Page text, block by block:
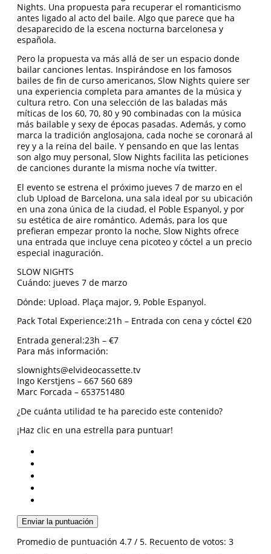
Nights. Una propuesta para recuperar el romanticismo
antes ligado al acto del baile. Algo que parece que ha
desaparecido de la escena nocturna barcelonesa y
española.
Pero la propuesta va más allá de ser un espacio donde
bailar canciones lentas. Inspirándose en los famosos
bailes de fin de curso americanos, Slow Nights quiere ser
una experiencia completa para amantes de la música y
cultura retro. Con una selección de las baladas más
míticas de los 60, 70, 80 y 90 combinadas con la música
más bailable y sexy de épocas pasadas. Además, y como
marca la tradición anglosajona, cada noche se coronará al
rey y a la reina del baile. Y pensando en que las lentas
son algo muy personal, Slow Nights facilita las peticiones
de canciones durante la misma noche vía twitter.
El evento se estrena el próximo jueves 7 de marzo en el
club Upload de Barcelona, una sala ideal por su ubicación
en una zona única de la ciudad, el Poble Espanyol, y por
su estética de aire romántico. Además, para los que
prefieran empezar pronto la noche, Slow Nights ofrece
una entrada que incluye cena picoteo y cóctel a un precio
especial inaguración.
SLOW NIGHTS
Cuándo: ​​​jueves 7 de marzo
Dónde: ​​​Upload. Plaça major, 9, Poble Espanyol.
Pack Total Experience:​21h – Entrada con cena y cóctel €20
Entrada general:​​23h – €7
Para más información:
slownights@elvideocassette.tv
Ingo Kerstjens – 667 560 689
Marc Forcada – 653751480
¿De cuánta utilidad te ha parecido este contenido?
¡Haz clic en una estrella para puntuar!
Enviar la puntuación
Promedio de puntuación 4.7 / 5. Recuento de votos: 3